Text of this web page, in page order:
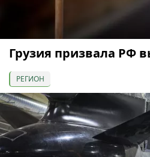
Грузия призвала РФ
РЕГИОН